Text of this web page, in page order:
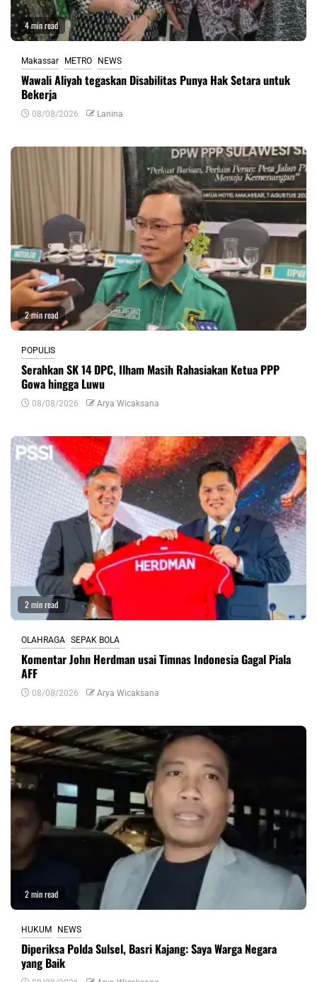
4 min read
Makassar METRO NEWS
Wawali Aliyah tegaskan Disabilitas Punya Hak Setara untuk
Bekerja
08/08/2026 Lanina
2 min read
POPULIS
Serahkan SK 14 DPC, Ilham Masih Rahasiakan Ketua PPP
Gowa hingga Luwu
08/08/2026 Arya Wicaksana
2 min read
OLAHRAGA SEPAK BOLA
Komentar John Herdman usai Timnas Indonesia Gagal Piala
AFF
08/08/2026 Arya Wicaksana
2 min read
HUKUM NEWS
Diperiksa Polda Sulsel, Basri Kajang: Saya Warga Negara
yang Baik